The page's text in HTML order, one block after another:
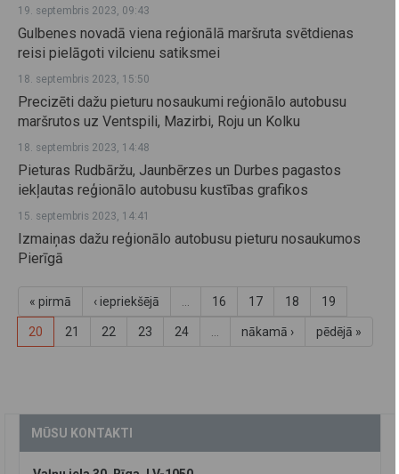
19. septembris 2023, 09:43
Gulbenes novadā viena reģionālā maršruta svētdienas
reisi pielāgoti vilcienu satiksmei
18. septembris 2023, 15:50
Precizēti dažu pieturu nosaukumi reģionālo autobusu
maršrutos uz Ventspili, Mazirbi, Roju un Kolku
18. septembris 2023, 14:48
Pieturas Rudbāržu, Jaunbērzes un Durbes pagastos
iekļautas reģionālo autobusu kustības grafikos
15. septembris 2023, 14:41
Izmaiņas dažu reģionālo autobusu pieturu nosaukumos
Pierīgā
« pirmā ‹ iepriekšējā … 16 17 18 19
20 21 22 23 24 … nākamā › pēdējā »
MŪSU KONTAKTI